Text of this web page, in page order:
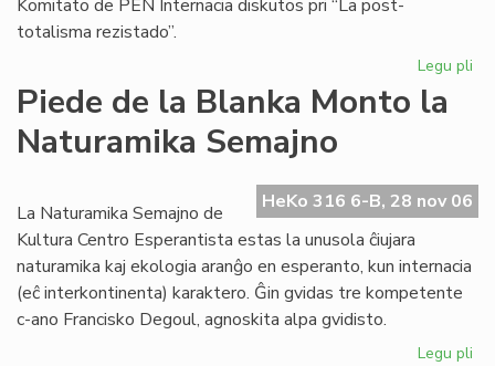
Komitato de PEN Internacia diskutos pri “La post-
totalisma rezistado”.
Legu pli
la
Piede de la Blanka Monto la
Naturamika Semajno
HeKo 316 6-B, 28 nov 06
La Naturamika Semajno de
Kultura Centro Esperantista estas la unusola ĉiujara
naturamika kaj ekologia aranĝo en esperanto, kun internacia
(eĉ interkontinenta) karaktero. Ĝin gvidas tre kompetente
c-ano Francisko Degoul, agnoskita alpa gvidisto.
Legu pli